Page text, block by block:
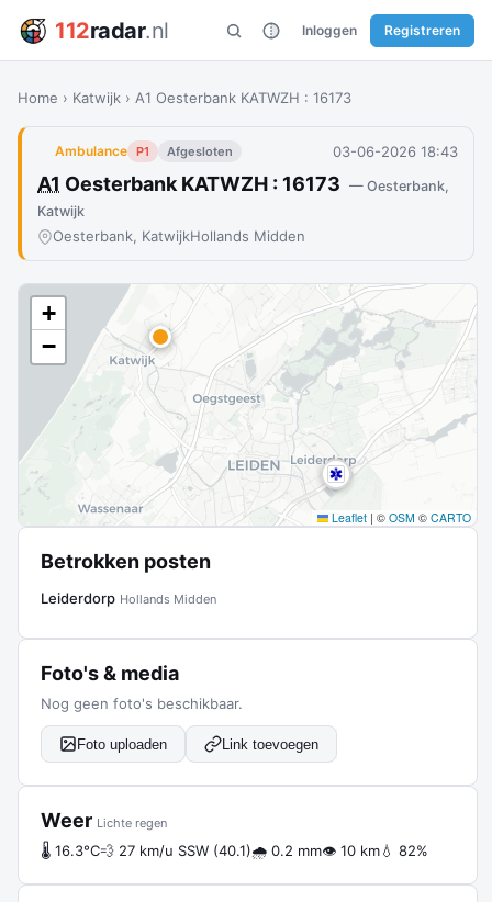
112radar.nl Inloggen Registreren
Home › Katwijk › A1 Oesterbank KATWZH : 16173
Ambulance P1 Afgesloten 03-06-2026 18:43
A1 Oesterbank KATWZH : 16173 — Oesterbank,
Katwijk
Oesterbank, KatwijkHollands Midden
+
−
Leaflet | © OSM © CARTO
Betrokken posten
Leiderdorp Hollands Midden
Foto's & media
Nog geen foto's beschikbaar.
Foto uploaden Link toevoegen
Weer Lichte regen
🌡 16.3°C💨 27 km/u SSW (40.1)🌧 0.2 mm👁 10 km💧 82%